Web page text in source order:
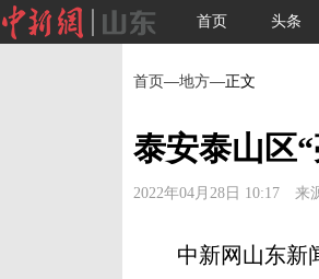
首页 头条
首页—地方—正文
泰安泰山区
2022年04月28日 10:17 来
中新网山东新闻